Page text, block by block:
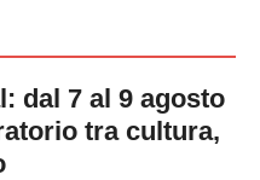
dal 7 al 9 agosto
tra cultura,